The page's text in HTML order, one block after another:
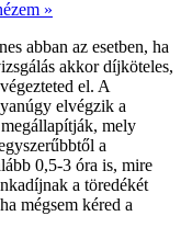
»
abban az esetben, ha
akkor díjköteles,
el. A
elvégzik a
mely
a
0,5-3 óra is, mire
a töredékét
mégsem kéred a